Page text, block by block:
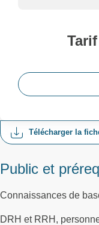
Télécharger la
Public et
Connaissances de
DRH et RRH,